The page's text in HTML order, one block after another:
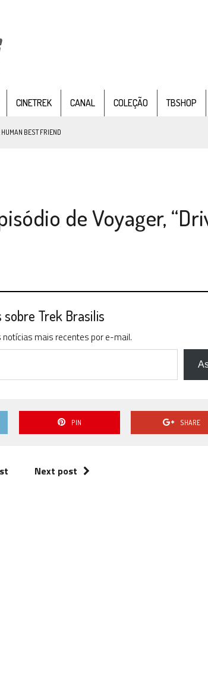
CINETREK CANAL COLEÇÃO TBSHOP
BEST FRIEND
DE STRANGE NEW WORDS
FILME DE FÃS AXANAR HORAS APÓS ESTREIA
– “THE GRIFFIN INCIDENT” (4×02)
DE UMA ERA NA SDCC
JÁ DISPONÍVEL EM PRÉ-VENDA!
DOCUMENTAL DE STAR TREK , CHEGA EM 8 DE SETEMBRO
de Voyager,
sobre Trek Brasilis
mais recentes por e-mail.
PIN SHARE
Next post